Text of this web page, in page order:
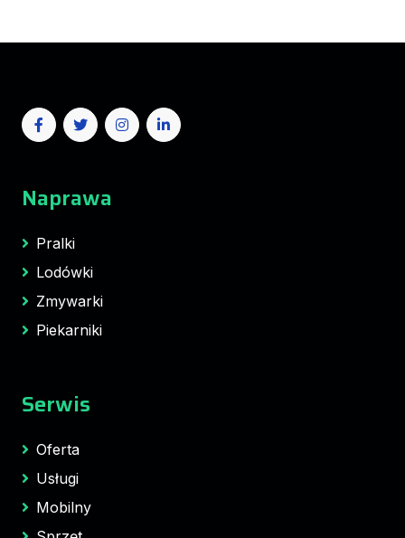
Naprawa
Pralki
Lodówki
Zmywarki
Piekarniki
Serwis
Oferta
Usługi
Mobilny